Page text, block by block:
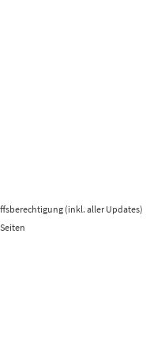
(inkl. aller Updates)